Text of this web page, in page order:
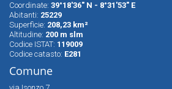
Coordinate: 39°18'36" N - 8°31'53" E
Abitanti: 25229
Superfìcie: 208,23 km²
Altitudine: 200 m slm
Codice ISTAT: 119009
Codice catasto: E281
Comune